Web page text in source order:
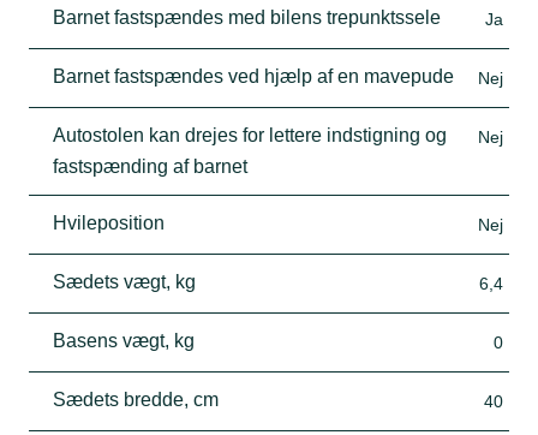
Barnet fastspændes med bilens trepunktssele Ja
Barnet fastspændes ved hjælp af en mavepude Nej
Autostolen kan drejes for lettere indstigning og
fastspænding af barnet
Nej
Hvileposition Nej
Sædets vægt, kg 6,4
Basens vægt, kg 0
Sædets bredde, cm 40